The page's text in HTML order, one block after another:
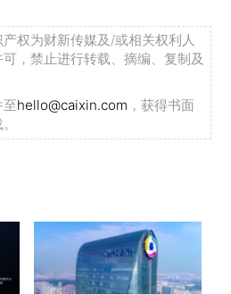
权为财新传媒及/或相关权利人
，禁止进行转载、摘编、复制及
hello@caixin.com ，获得书面